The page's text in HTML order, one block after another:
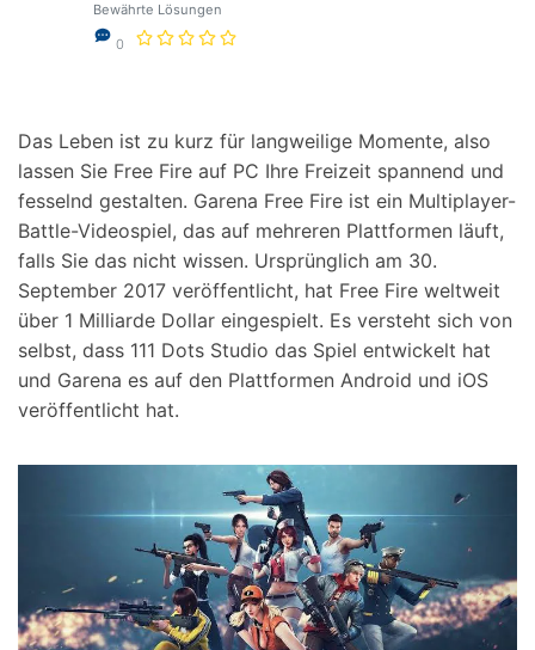
Bewährte Lösungen
0
Das Leben ist zu kurz für langweilige Momente, also
lassen Sie Free Fire auf PC Ihre Freizeit spannend und
fesselnd gestalten. Garena Free Fire ist ein Multiplayer-
Battle-Videospiel, das auf mehreren Plattformen läuft,
falls Sie das nicht wissen. Ursprünglich am 30.
September 2017 veröffentlicht, hat Free Fire weltweit
über 1 Milliarde Dollar eingespielt. Es versteht sich von
selbst, dass 111 Dots Studio das Spiel entwickelt hat
und Garena es auf den Plattformen Android und iOS
veröffentlicht hat.